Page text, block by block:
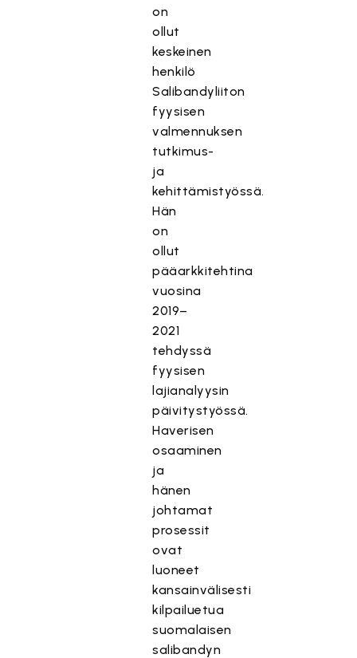
on
ollut
keskeinen
henkilö
Salibandyliiton
fyysisen
valmennuksen
tutkimus-
ja
kehittämistyössä.
Hän
on
ollut
pääarkkitehtina
vuosina
2019–
2021
tehdyssä
fyysisen
lajianalyysin
päivitystyössä.
Haverisen
osaaminen
ja
hänen
johtamat
prosessit
ovat
luoneet
kansainvälisesti
kilpailuetua
suomalaisen
salibandyn